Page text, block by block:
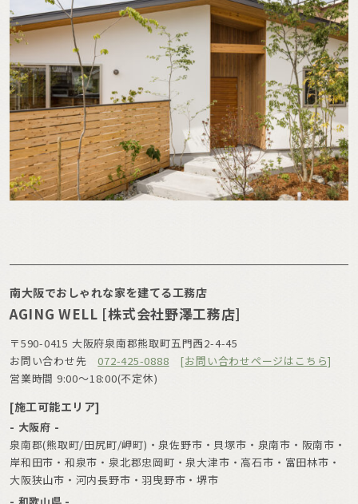
南大阪でおしゃれな家を建てる工務店
AGING WELL [株式会社野澤工務店]
〒590-0415 大阪府泉南郡熊取町五門西2-4-45
お問い合わせ先072-425-0888
[お問い合わせページはこちら]
営業時間 9:00〜18:00(不定休)
[施工可能エリア]
- 大阪府 -
泉南郡(熊取町/田尻町/岬町)・泉佐野市・貝塚市・泉南市・阪南市・
岸和田市・和泉市・泉北郡忠岡町・泉大津市・高石市・富田林市・
大阪狭山市・河内長野市・羽曳野市・堺市
- 和歌山県 -